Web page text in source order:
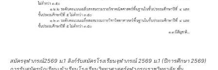
สมัครจุฬาภรณ์2569 ม.1 ลิงก์รับสมัครโรงเรียนจุฬาภรณ์ 2569 ม.1 (ปีการศึกษา 2569)